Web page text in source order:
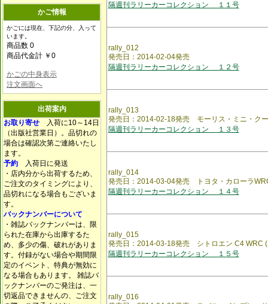
かご情報
かごには現在、下記の分、入って
います。
商品数 0
商品代金計 ￥0
かごの中身表示
注文画面へ
出荷案内
お取り寄せ 入荷に10～14日
（出版社営業日）。品切れの
場合は確認次第ご連絡いたし
ます。
予約 入荷日に発送
・店内分から出荷するため、
ご注文のタイミングにより、
品切れになる場合もございま
す。
バックナンバーについて
・雑誌バックナンバーは、限
られた在庫から出庫するた
め、多少の傷、破れがありま
す。付録がない場合や期間限
定のイベント、特典が無効に
なる場合もあります。 雑誌バ
ックナンバーのご発注は、一
切返品できませんの、ご注文
隔週刊ラリーカーコレクション １１号
rally_012
発売日：2014-02-04発売
隔週刊ラリーカーコレクション １２号
rally_013
発売日：2014-02-18発売 モーリス・ミニ・ク
隔週刊ラリーカーコレクション １３号
rally_014
発売日：2014-03-04発売 トヨタ・カローラ
隔週刊ラリーカーコレクション １４号
rally_015
発売日：2014-03-18発売 シトロエン C4 WRC
隔週刊ラリーカーコレクション １５号
rally_016